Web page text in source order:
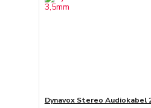
Dynavox Stereo Audiokabel